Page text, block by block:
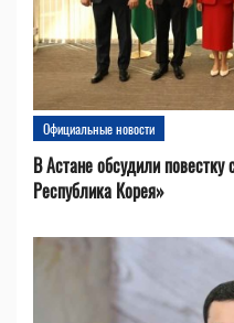
Официальные новости
В Астане обсудили
Республика Корея»